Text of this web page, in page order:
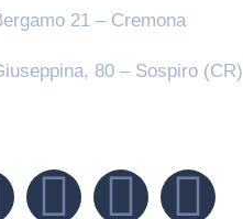
21 – Cremona
80 – Sospiro (CR)